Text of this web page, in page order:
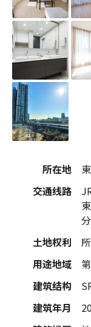
所在地
交通线路
分
土地权利
用途地域
建筑结构
建筑年月